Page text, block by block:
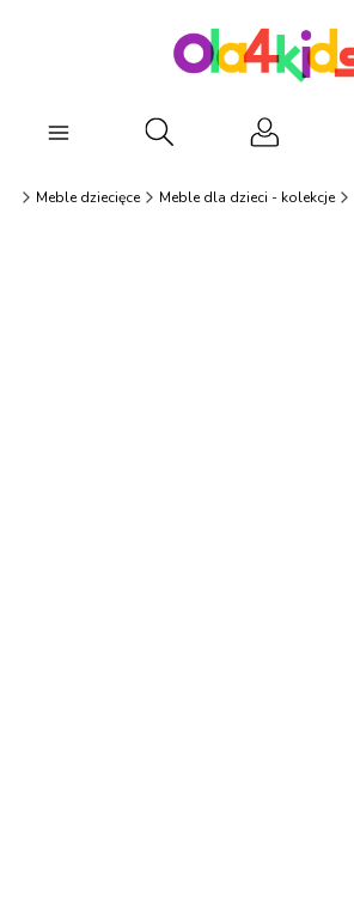
Otwórz wyszukiwarkę
Meble dziecięce Meble dla dzieci - kolekcje